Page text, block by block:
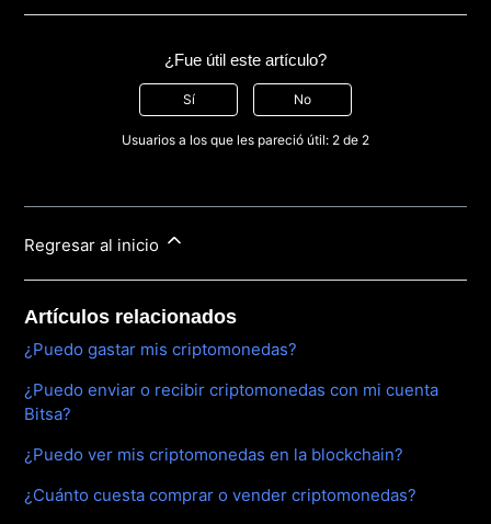
¿Fue útil este artículo?
Sí No
Usuarios a los que les pareció útil: 2 de 2
Regresar al inicio
Artículos relacionados
¿Puedo gastar mis criptomonedas?
¿Puedo enviar o recibir criptomonedas con mi cuenta
Bitsa?
¿Puedo ver mis criptomonedas en la blockchain?
¿Cuánto cuesta comprar o vender criptomonedas?